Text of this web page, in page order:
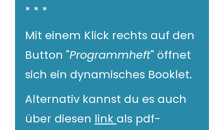
* * *
Mit einem Klick rechts auf den
Button "Programmheft" öffnet
sich ein dynamisches Booklet.
Alternativ kannst du es auch
über diesen link als pdf-